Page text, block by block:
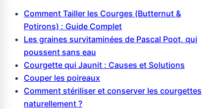
Comment Tailler les Courges (Butternut &
Potirons) : Guide Complet
Les graines survitaminées de Pascal Poot, qui
poussent sans eau
Courgette qui Jaunit : Causes et Solutions
Couper les poireaux
Comment stériliser et conserver les courgettes
naturellement ?